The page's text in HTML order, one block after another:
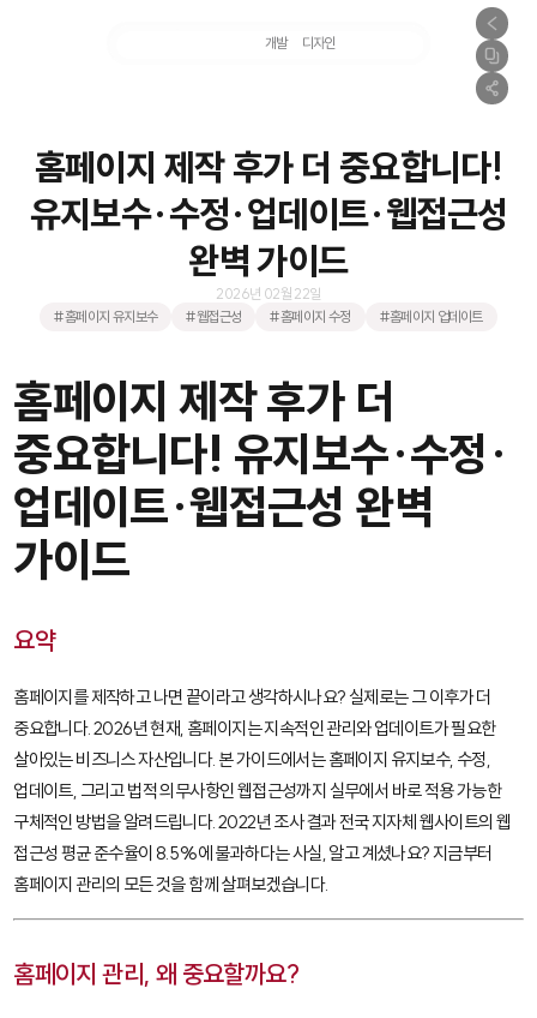
개발 디자인
홈페이지 제작 후가 더 중요합니다!
유지보수·수정·업데이트·웹접근성
완벽 가이드
2026년 02월 22일
#홈페이지 유지보수
#웹접근성 #홈페이지 수정 #홈페이지 업데이트
홈페이지 제작 후가 더
중요합니다! 유지보수·수정·
업데이트·웹접근성 완벽
가이드
요약
홈페이지를 제작하고 나면 끝이라고 생각하시나요? 실제로는 그 이후가 더
중요합니다. 2026년 현재, 홈페이지는 지속적인 관리와 업데이트가 필요한
살아있는 비즈니스 자산입니다. 본 가이드에서는 홈페이지 유지보수, 수정,
업데이트, 그리고 법적 의무사항인 웹접근성까지 실무에서 바로 적용 가능한
구체적인 방법을 알려드립니다. 2022년 조사 결과 전국 지자체 웹사이트의 웹
접근성 평균 준수율이 8.5%에 불과하다는 사실, 알고 계셨나요? 지금부터
홈페이지 관리의 모든 것을 함께 살펴보겠습니다.
홈페이지 관리, 왜 중요할까요?